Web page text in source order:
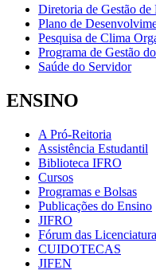
Diretoria de Gestão de
Plano de
Pesquisa de Clima
Programa de Gestão
Saúde do Servidor
ENSINO
A Pró-Reitoria
Assistência Estudantil
Biblioteca IFRO
Cursos
Programas e Bolsas
Publicações do Ensino
JIFRO
Fórum das
CUIDOTECAS
JIFEN